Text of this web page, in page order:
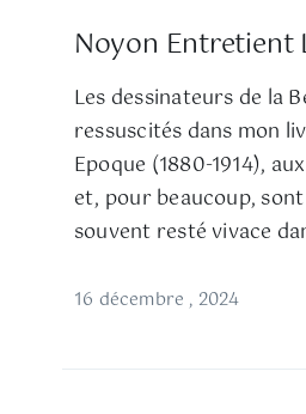
Noyon Entretient
Les dessinateurs de la
ressuscités dans mon
Epoque (1880-1914),
et, pour beaucoup,
souvent resté vivace
16 décembre , 2024